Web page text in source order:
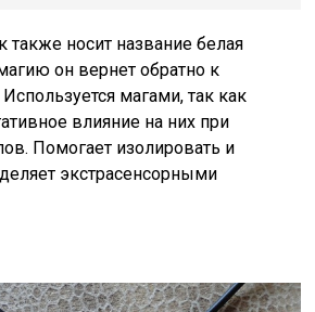
также носит название белая
он вернет обратно к
магами, так как
влияние на них при
Помогает изолировать и
экстрасенсорными